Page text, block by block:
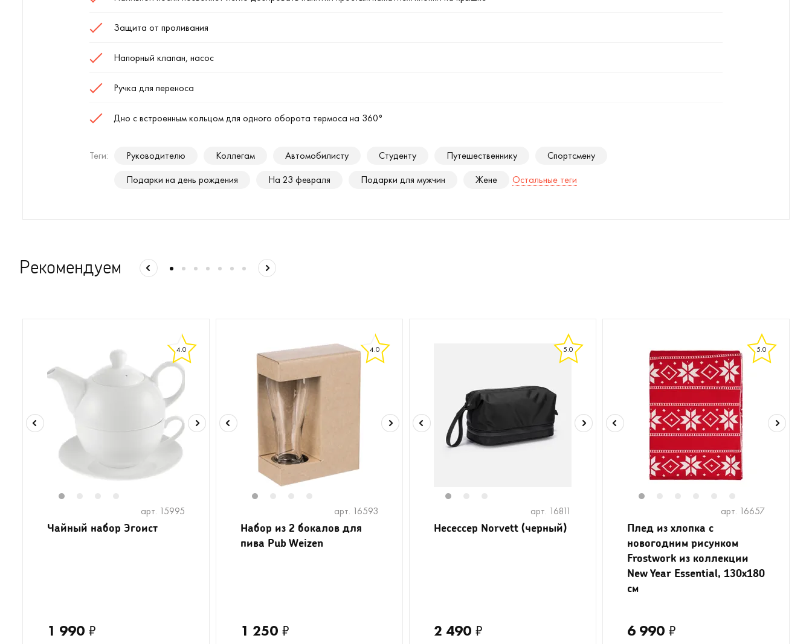
Защита от проливания
Напорный клапан, насос
Ручка для переноса
Дно с встроенным кольцом для одного оборота термоса на 360°
Теги: Руководителю Коллегам Автомобилисту Студенту Путешественнику
Спортсмену
Подарки на день рождения
На 23 февраля Подарки для мужчин Жене Остальные теги
Рекомендуем
4.0
арт. 15995
Чайный набор Эгоист
1 990 ₽
4.0
арт. 16593
Набор из 2 бокалов для
пива Pub Weizen
1 250 ₽
5.0
арт. 16811
Несессер Norvett (черный)
2 490 ₽
5.0
арт. 16657
Плед из хлопка с
новогодним рисунком
Frostwork из коллекции
New Year Essential, 130x180
см
6 990 ₽